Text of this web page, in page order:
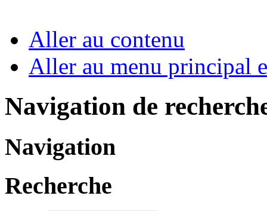
Aller au contenu
Aller au menu principal
Navigation de
Navigation
Recherche